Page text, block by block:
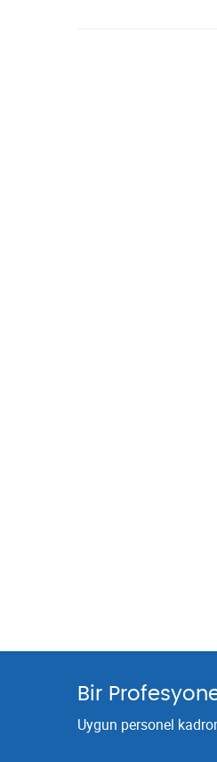
Bir
Uygun personel